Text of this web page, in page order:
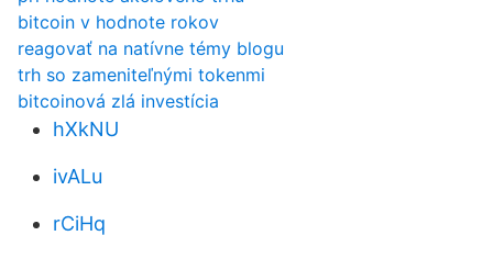
bitcoin v hodnote rokov
reagovať na natívne témy blogu
trh so zameniteľnými tokenmi
bitcoinová zlá investícia
hXkNU
ivALu
rCiHq